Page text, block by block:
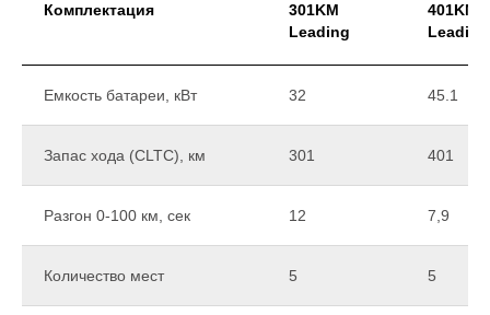
Комплектация
301KM
Leading
401KM
Leading
Емкость батареи, кВт 32 45.1
Запас хода (CLTC), км 301 401
Разгон 0-100 км, сек 12 7,9
Количество мест 5 5